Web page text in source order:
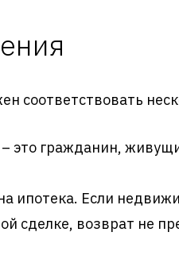
соответствовать
это гражданин,
ипотека. Если
сделке, возврат не